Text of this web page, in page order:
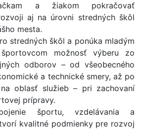
a žiakom pokračovať
aj na úrovni stredných škôl
mesta.
stredných škôl a ponúka mladým
možnosť výberu zo
odborov – od všeobecného
a technické smery, až po
oblasť služieb – pri zachovaní
prípravy.
športu, vzdelávania a
kvalitné podmienky pre rozvoj